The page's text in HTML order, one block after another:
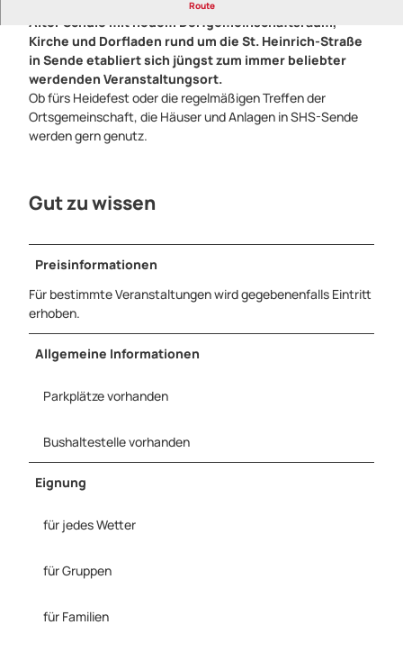
Route
Alter Schule mit neuem Dorfgemeinschaftsraum,
Kirche und Dorfladen rund um die St. Heinrich-Straße
in Sende etabliert sich jüngst zum immer beliebter
werdenden Veranstaltungsort.
Ob fürs Heidefest oder die regelmäßigen Treffen der
Ortsgemeinschaft, die Häuser und Anlagen in SHS-Sende
werden gern genutz.
Gut zu wissen
Preisinformationen
Für bestimmte Veranstaltungen wird gegebenenfalls Eintritt
erhoben.
Allgemeine Informationen
Parkplätze vorhanden
Bushaltestelle vorhanden
Eignung
für jedes Wetter
für Gruppen
für Familien